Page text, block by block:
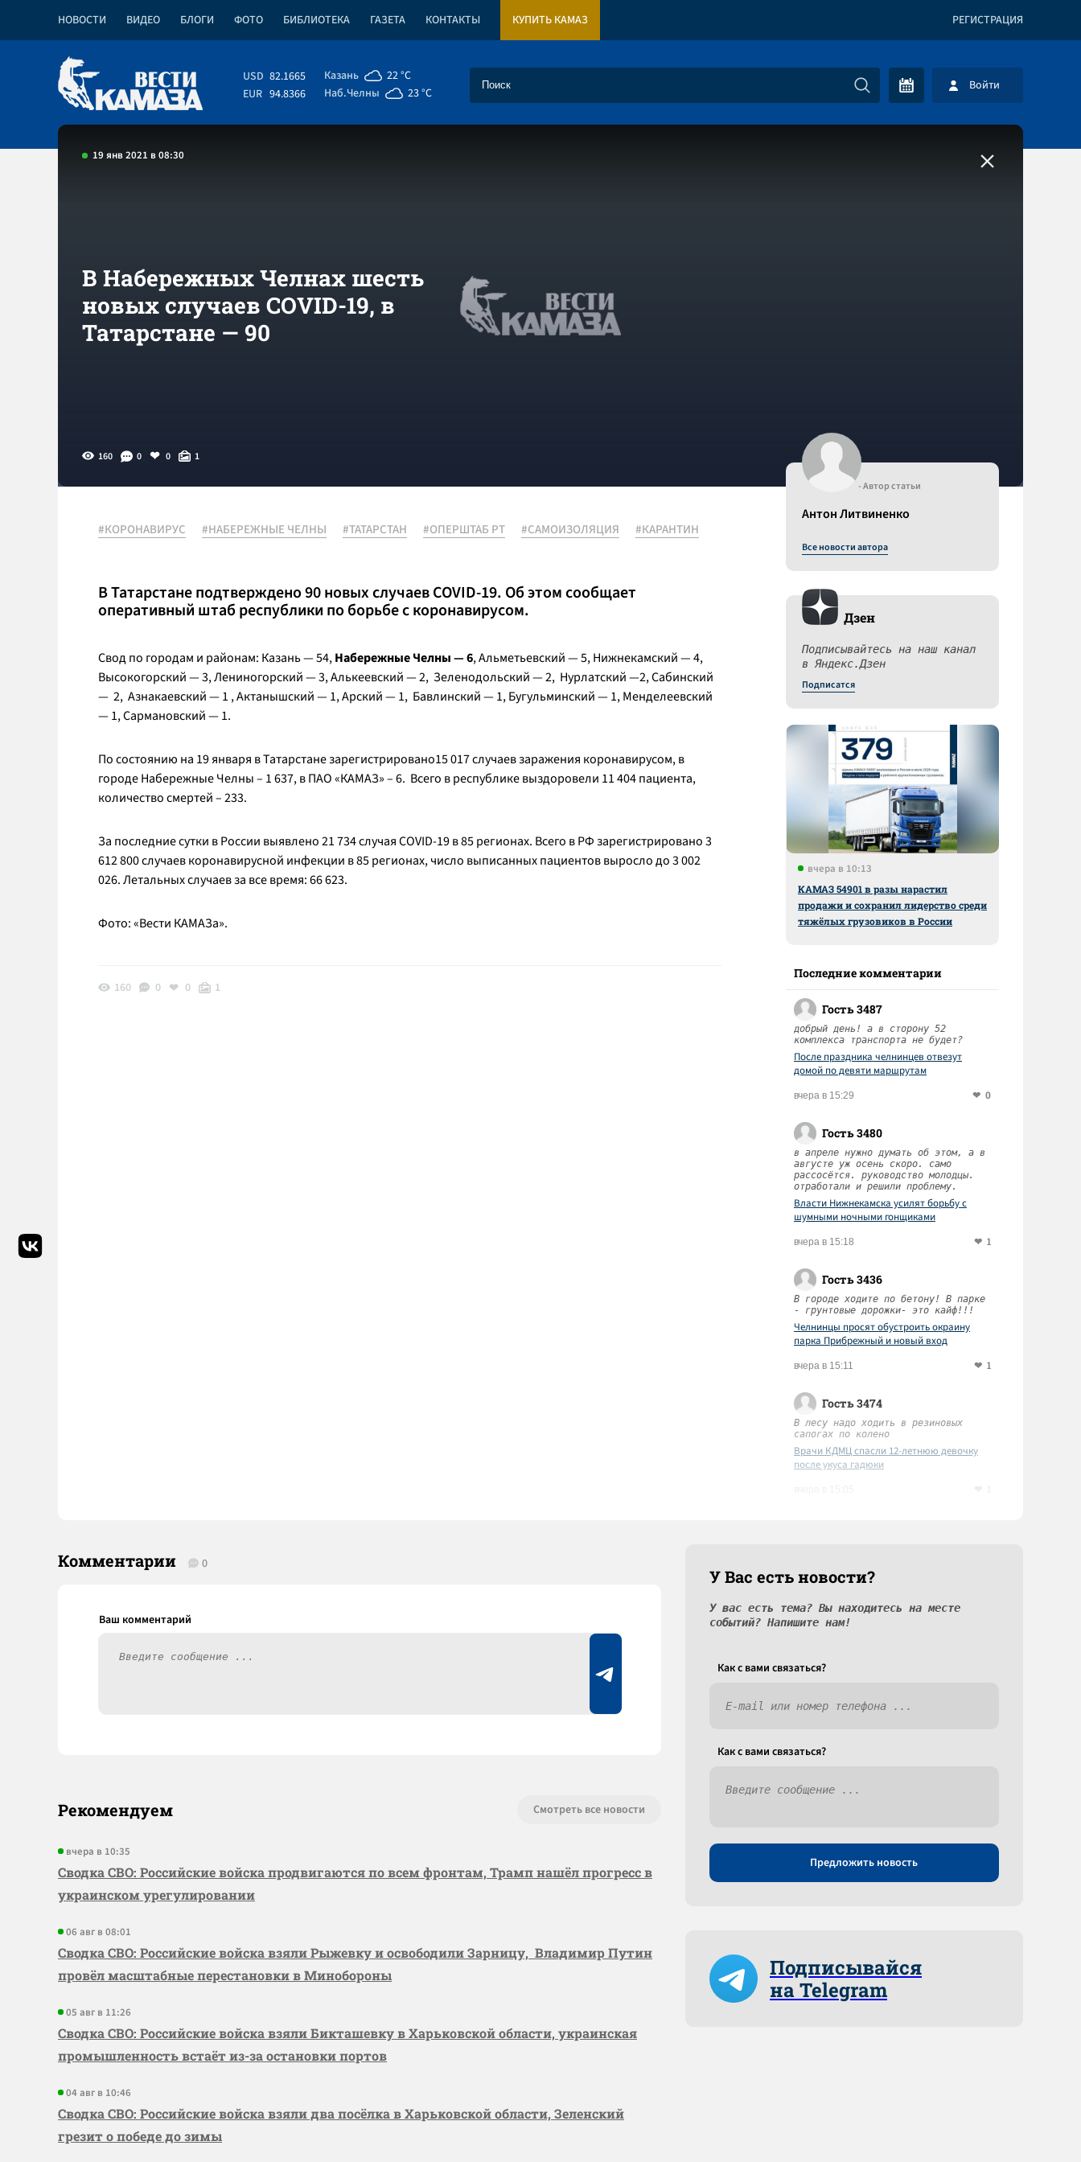
НОВОСТИ ВИДЕО БЛОГИ ФОТО БИБЛИОТЕКА ГАЗЕТА КОНТАКТЫ КУПИТЬ КАМАЗ РЕГИСТРАЦИЯ
USD 82.1665
EUR 94.8366
Казань
22 °C
Наб.Челны
23 °C Войти
19 янв 2021 в 08:30
В Набережных Челнах шесть
новых случаев COVID-19, в
Татарстане — 90
160 0 0 1
#КОРОНАВИРУС #НАБЕРЕЖНЫЕ ЧЕЛНЫ #ТАТАРСТАН #ОПЕРШТАБ РТ #САМОИЗОЛЯЦИЯ #КАРАНТИН
В Татарстане подтверждено 90 новых случаев COVID-19. Об этом сообщает
оперативный штаб республики по борьбе с коронавирусом.
Свод по городам и районам: Казань — 54,Набережные Челны — 6, Альметьевский — 5, Нижнекамский — 4,
Высокогорский — 3, Лениногорский — 3, Алькеевский — 2, Зеленодольский — 2, Нурлатский —2, Сабинский
— 2, Азнакаевский — 1 , Актанышский — 1, Арский — 1, Бавлинский — 1, Бугульминский — 1, Менделеевский
— 1, Сармановский — 1.
По состоянию на 19 января в Татарстане зарегистрировано15 017 случаев заражения коронавирусом, в
городе Набережные Челны – 1 637, в ПАО «КАМАЗ» – 6. Всего в республике выздоровели 11 404 пациента,
количество смертей – 233.
За последние сутки в России выявлено 21 734 случая COVID-19 в 85 регионах. Всего в РФ зарегистрировано 3
612 800 случаев коронавирусной инфекции в 85 регионах, число выписанных пациентов выросло до 3 002
026. Летальных случаев за все время: 66 623.
Фото: «Вести КАМАЗа».
160 0 0 1
- Автор статьи
Антон Литвиненко
Все новости автора
Дзен
Подписывайтесь на наш канал
в Яндекс.Дзен
Подписатся
вчера в 10:13
КАМАЗ 54901 в разы нарастил
продажи и сохранил лидерство среди
тяжёлых грузовиков в России
Последние комментарии
Гость 3487
добрый день! а в сторону 52
комплекса транспорта не будет?
После праздника челнинцев отвезут
домой по девяти маршрутам
вчера в 15:29 0
Гость 3480
в апреле нужно думать об этом, а в
августе уж осень скоро. само
рассосётся. руководство молодцы.
отработали и решили проблему.
Власти Нижнекамска усилят борьбу с
шумными ночными гонщиками
вчера в 15:18 1
Гость 3436
В городе ходите по бетону! В парке
- грунтовые дорожки- это кайф!!!
Челнинцы просят обустроить окраину
парка Прибрежный и новый вход
вчера в 15:11 1
Гость 3474
В лесу надо ходить в резиновых
сапогах по колено
Врачи КДМЦ спасли 12-летнюю девочку
после укуса гадюки
Комментарии 0
Рекомендуем Смотреть все новости
вчера в 10:35
Сводка СВО: Российские войска продвигаются по всем фронтам, Трамп нашёл прогресс в
украинском урегулировании
06 авг в 08:01
Сводка СВО: Российские войска взяли Рыжевку и освободили Зарницу, Владимир Путин
провёл масштабные перестановки в Минобороны
05 авг в 11:26
Сводка СВО: Российские войска взяли Бикташевку в Харьковской области, украинская
промышленность встаёт из-за остановки портов
04 авг в 10:46
Сводка СВО: Российские войска взяли два посёлка в Харьковской области, Зеленский
грезит о победе до зимы
У Вас есть новости?
У вас есть тема? Вы находитесь на месте
событий? Напишите нам!
Как c вами связаться?
Как c вами связаться?
Предложить новость
Подписывайся
на Telegram